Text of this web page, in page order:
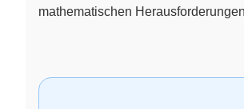
mathematischen